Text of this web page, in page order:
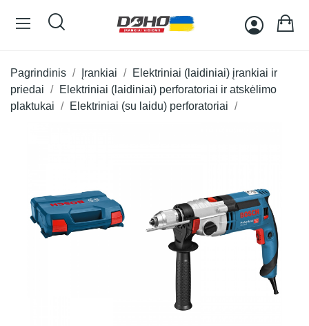
Pagrindinis Įrankiai
Elektriniai (laidiniai) įrankiai ir
priedai
Elektriniai (laidiniai) perforatoriai ir atskėlimo
plaktukai
Elektriniai (su laidu) perforatoriai